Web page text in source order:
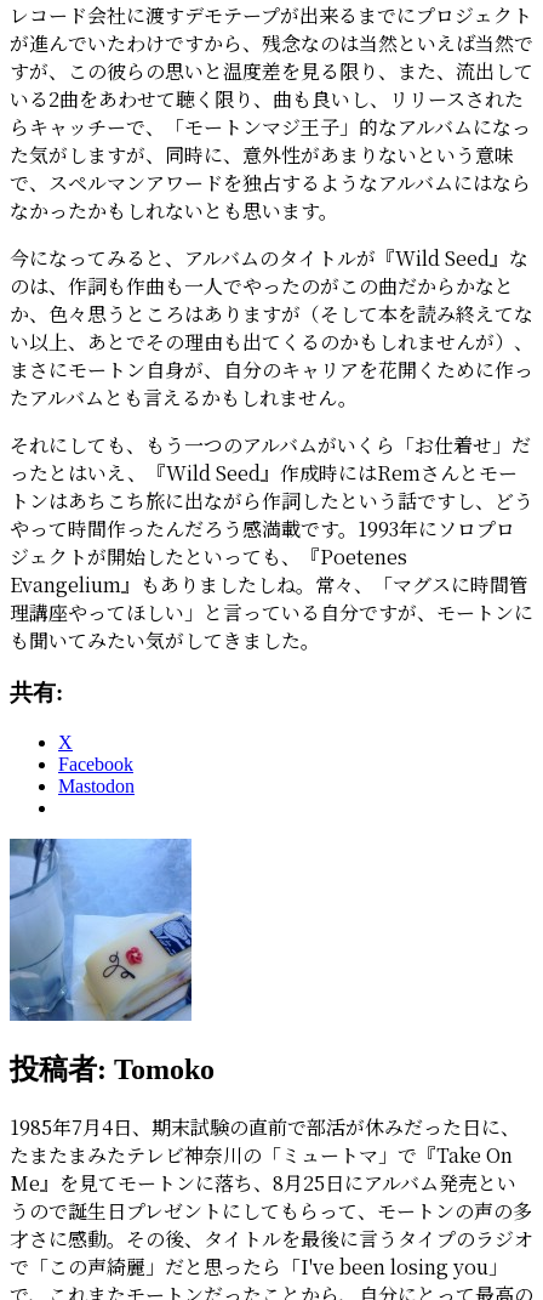
レコード会社に渡すデモテープが出来るまでにプロジェクト
が進んでいたわけですから、残念なのは当然といえば当然で
すが、この彼らの思いと温度差を見る限り、また、流出して
いる2曲をあわせて聴く限り、曲も良いし、リリースされた
らキャッチーで、「モートンマジ王子」的なアルバムになっ
た気がしますが、同時に、意外性があまりないという意味
で、スペルマンアワードを独占するようなアルバムにはなら
なかったかもしれないとも思います。
今になってみると、アルバムのタイトルが『Wild Seed』な
のは、作詞も作曲も一人でやったのがこの曲だからかなと
か、色々思うところはありますが（そして本を読み終えてな
い以上、あとでその理由も出てくるのかもしれませんが）、
まさにモートン自身が、自分のキャリアを花開くために作っ
たアルバムとも言えるかもしれません。
それにしても、もう一つのアルバムがいくら「お仕着せ」だ
ったとはいえ、『Wild Seed』作成時にはRemさんとモー
トンはあちこち旅に出ながら作詞したという話ですし、どう
やって時間作ったんだろう感満載です。1993年にソロプロ
ジェクトが開始したといっても、『Poetenes
Evangelium』もありましたしね。常々、「マグスに時間管
理講座やってほしい」と言っている自分ですが、モートンに
も聞いてみたい気がしてきました。
共有:
X
Facebook
Mastodon
投稿者: Tomoko
1985年7月4日、期末試験の直前で部活が休みだった日に、
たまたまみたテレビ神奈川の「ミュートマ」で『Take On
Me』を見てモートンに落ち、8月25日にアルバム発売とい
うので誕生日プレゼントにしてもらって、モートンの声の多
才さに感動。その後、タイトルを最後に言うタイプのラジオ
で「この声綺麗」だと思ったら「I've been losing you」
で、これまたモートンだったことから、自分にとって最高の